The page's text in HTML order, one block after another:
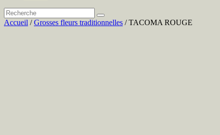
Accueil /Grosses fleurs traditionnelles / TACOMA ROUGE